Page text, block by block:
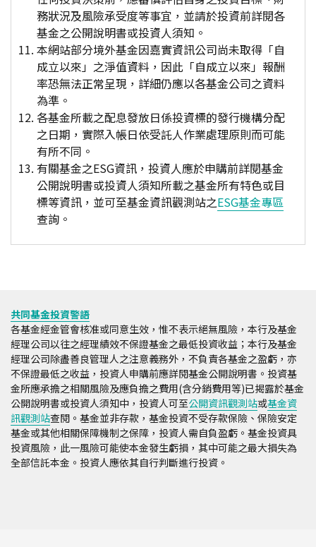
務狀況及風險承受度等事宜，並請於投資前詳閱各
基金之公開說明書或投資人須知。
本網站部分境外基金因嘉實資訊公司尚未取得「自
成立以來」之淨值資料，因此「自成立以來」報酬
率恐無法正常呈現，詳細仍應以各基金公司之資料
為準。
各基金所載之配息發放日係投資標的發行機構分配
之日期，實際入帳日依受託人作業處理原則而可能
有所不同。
有關基金之ESG資訊，投資人應於申購前詳閱基金
公開說明書或投資人須知所載之基金所有特色或目
標等資訊，並可至基金資訊觀測站之ESG基金專區
查詢。
共同基金投資警語
各基金經金管會核准或同意生效，惟不表示絕無風險，本行及基金
經理公司以往之經理績效不保證基金之最低投資收益；本行及基金
經理公司除盡善良管理人之注意義務外，不負責各基金之盈虧，亦
不保證最低之收益，投資人申購前應詳閱基金公開說明書。投資基
金所應承擔之相關風險及應負擔之費用(含分銷費用等)已揭露於基金
公開說明書或投資人須知中，投資人可至公開資訊觀測站或基金資
訊觀測站查閱。基金並非存款，基金投資不受存款保險、保險安定
基金或其他相關保障機制之保障，投資人需自負盈虧。基金投資具
投資風險，此一風險可能使本金發生虧損，其中可能之最大損失為
全部信託本金。投資人應依其自行判斷進行投資。